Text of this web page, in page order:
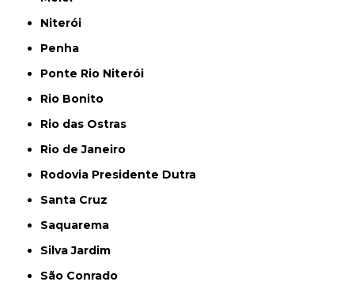
Niterói
Penha
Ponte Rio Niterói
Rio Bonito
Rio das Ostras
Rio de Janeiro
Rodovia Presidente Dutra
Santa Cruz
Saquarema
Silva Jardim
São Conrado